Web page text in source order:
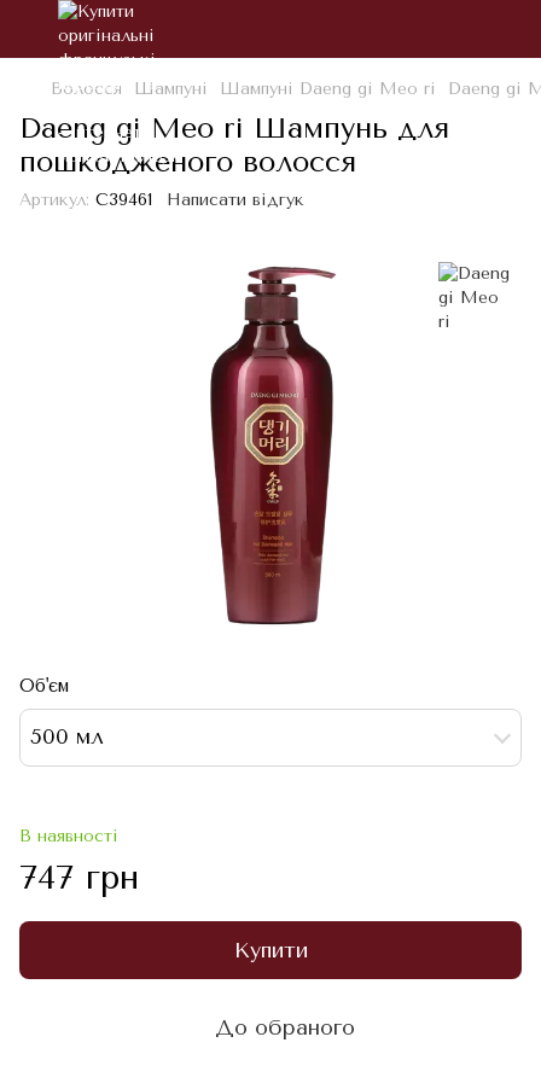
Волосся Шампуні Шампуні Daeng gi Meo ri Daeng gi
Daeng gi Meo ri Шампунь для
пошкодженого волосся
Артикул: С39461 Написати відгук
Об'єм
500 мл
В наявності
747 грн
Купити
До обраного